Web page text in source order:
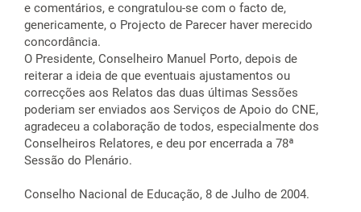
e comentários, e congratulou-se com o facto de,
genericamente, o Projecto de Parecer haver merecido
concordância.
O Presidente, Conselheiro Manuel Porto, depois de
reiterar a ideia de que eventuais ajustamentos ou
correcções aos Relatos das duas últimas Sessões
poderiam ser enviados aos Serviços de Apoio do CNE,
agradeceu a colaboração de todos, especialmente dos
Conselheiros Relatores, e deu por encerrada a 78ª
Sessão do Plenário.
Conselho Nacional de Educação, 8 de Julho de 2004.